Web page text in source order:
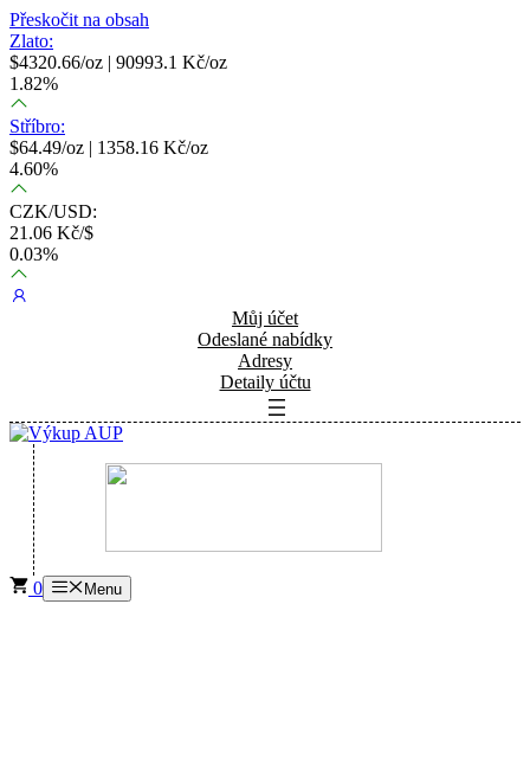
Přeskočit na obsah
Zlato:
$4320.66/oz | 90993.1 Kč/oz
1.82%
Stříbro:
$64.49/oz | 1358.16 Kč/oz
4.60%
CZK/USD:
21.06 Kč/$
0.03%
Můj účet
Odeslané nabídky
Adresy
Detaily účtu
0 Menu